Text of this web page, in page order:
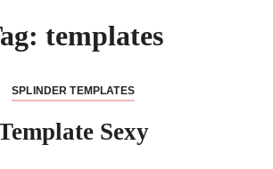
templates
SPLINDER TEMPLATES
Sexy